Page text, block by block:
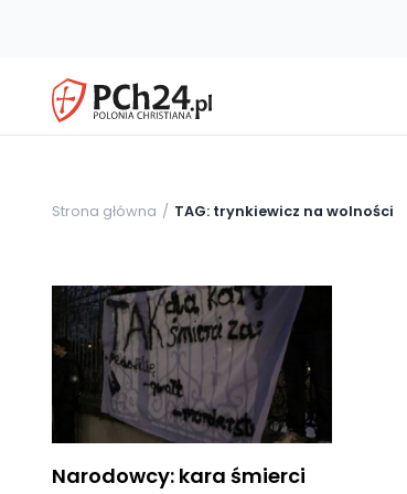
Strona główna TAG: trynkiewicz na wolności
Narodowcy: kara śmierci